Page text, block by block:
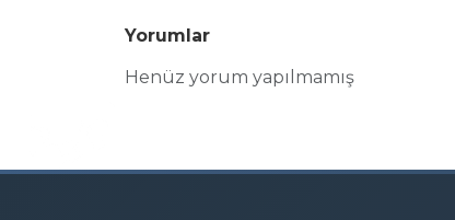
Yorumlar
Henüz yorum yapılmamış